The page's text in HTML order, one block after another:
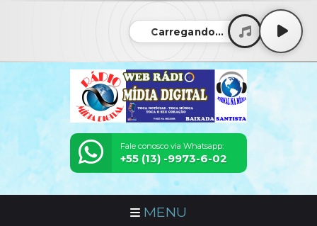
Carregando...
Fale conosco via Whatsapp:
+55 (13) -9973-6-02
MENU